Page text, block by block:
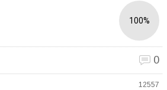
100%
0
12557